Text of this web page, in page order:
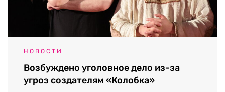
НОВОСТИ
Возбуждено уголовное дело из-за
угроз создателям «Колобка»